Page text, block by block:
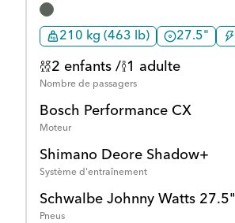
210 kg (463 lb) 27.5"
2 enfants / 1 adulte
Nombre de passagers
Bosch Performance CX
Moteur
Shimano Deore Shadow+
Système d'entraînement
Schwalbe Johnny Watts 27.5"
Pneus